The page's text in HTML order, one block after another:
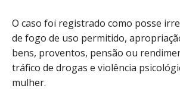
O caso foi registrado como posse
de fogo de uso permitido,
bens, proventos, pensão ou
tráfico de drogas e violência
mulher.